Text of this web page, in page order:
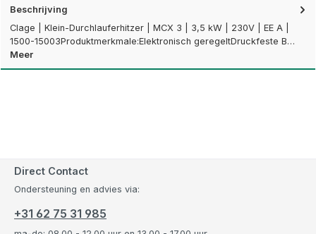
Beschrijving
Clage | Klein-Durchlauferhitzer | MCX 3 | 3,5 kW | 230V | EE A |
1500-15003Produktmerkmale:Elektronisch geregeltDruckfeste B…
Meer
Direct Contact
Ondersteuning en advies via:
+31 62 75 31 985